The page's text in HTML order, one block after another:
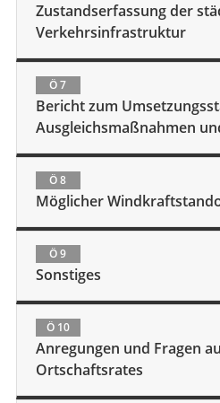
Zustandserfassung der
Verkehrsinfrastruktur
Ö 7
Bericht zum
Ausgleichsmaßnahmen
Ö 8
Möglicher
Ö 9
Sonstiges
Ö 10
Anregungen und Fragen
Ortschaftsrates